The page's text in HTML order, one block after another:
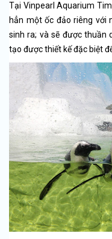
Tại Vinpearl Aquarium
hẳn một ốc đảo riêng với
sinh ra; và sẽ được thuần
tạo được thiết kế đặc biệt